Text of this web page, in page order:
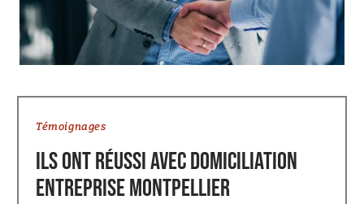
Témoignages
Ils ont réussi avec domiciliation
entreprise Montpellier